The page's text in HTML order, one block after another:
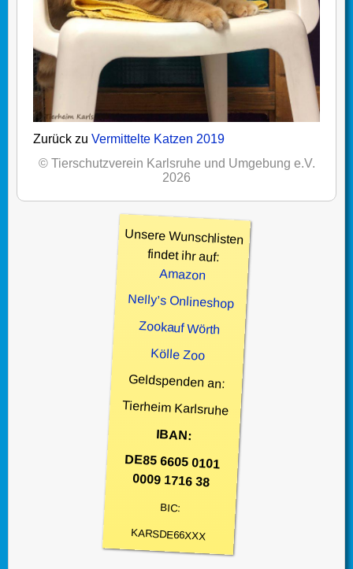
Zurück zu Vermittelte Katzen 2019
© Tierschutzverein Karlsruhe und Umgebung e.V.
2026
Unsere Wunschlisten
findet ihr auf:
Amazon
Nelly’s Onlineshop
Zookauf Wörth
Kölle Zoo
Geldspenden an:
Tierheim Karlsruhe
IBAN:
DE85 6605 0101
0009 1716 38
BIC:
KARSDE66XXX